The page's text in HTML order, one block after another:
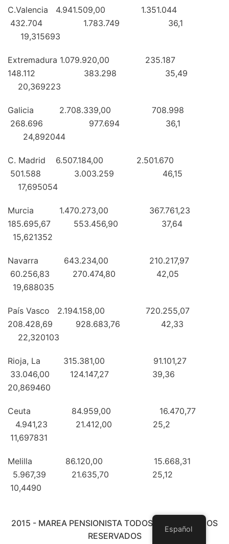
C.Valencia 4.941.509,00 1.351.044
432.704 1.783.749 36,1
19,315693
Extremadura 1.079.920,00 235.187
148.112 383.298 35,49
20,369223
Galicia 2.708.339,00 708.998
268.696 977.694 36,1
24,892044
C. Madrid 6.507.184,00 2.501.670
501.588 3.003.259 46,15
17,695054
Murcia 1.470.273,00 367.761,23
185.695,67 553.456,90 37,64
15,621352
Navarra 643.234,00 210.217,97
60.256,83 270.474,80 42,05
19,688035
País Vasco 2.194.158,00 720.255,07
208.428,69 928.683,76 42,33
22,320103
Rioja, La 315.381,00 91.101,27
33.046,00 124.147,27 39,36
20,869460
Ceuta 84.959,00 16.470,77
4.941,23 21.412,00 25,2
11,697831
Melilla 86.120,00 15.668,31
5.967,39 21.635,70 25,12
10,4490
2015 - MAREA PENSIONISTA TODOS LOS DERECHOS
RESERVADOS
Español